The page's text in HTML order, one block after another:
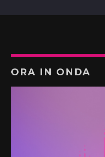
ORA IN ONDA